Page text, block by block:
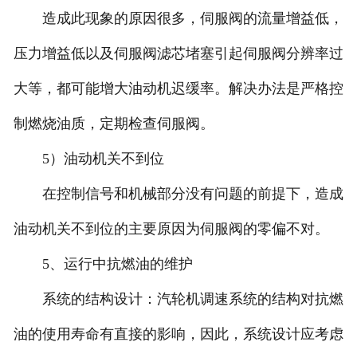
造成此现象的原因很多，伺服阀的流量增益低，
压力增益低以及伺服阀滤芯堵塞引起伺服阀分辨率过
大等，都可能增大油动机迟缓率。解决办法是严格控
制燃烧油质，定期检查伺服阀。
5）油动机关不到位
在控制信号和机械部分没有问题的前提下，造成
油动机关不到位的主要原因为伺服阀的零偏不对。
5、运行中抗燃油的维护
系统的结构设计：汽轮机调速系统的结构对抗燃
油的使用寿命有直接的影响，因此，系统设计应考虑